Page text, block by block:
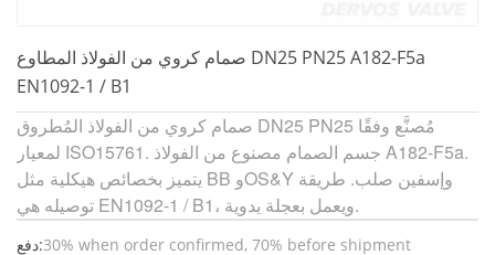
صمام كروي من الفولاذ المطاوع DN25 PN25 A182-F5a
EN1092-1 / B1
صمام كروي من الفولاذ المُطروق DN25 PN25 مُصنَّع وفقًا
لمعيار ISO15761. جسم الصمام مصنوع من الفولاذ A182-F5a.
يتميز بخصائص هيكلية مثل BB وOS&Y وإسفين صلب. طريقة
توصيله هي EN1092-1 / B1، ويعمل بعجلة يدوية.
دفع:30% when order confirmed, 70% before shipment